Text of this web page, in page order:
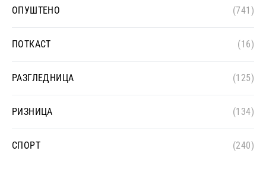
ОПУШТЕНО (741)
ПОТКАСТ (16)
РАЗГЛЕДНИЦА (125)
РИЗНИЦА (134)
СПОРТ (240)